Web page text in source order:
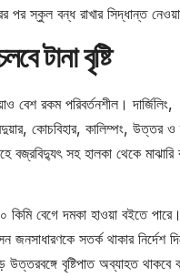
পর স্কুল বন্ধ রাখার সিদ্ধান্ত
টানা বৃষ্টি
বেশ রকম পরিবর্তনশীল। দার্জিলিং,
কোচবিহার, কালিম্পং, উত্তর ও
বজ্রবিদ্যুৎ সহ হালকা থেকে মাঝারি
কিমি বেগে দমকা হাওয়া বইতে
জনসাধারণকে সতর্ক থাকার নির্দেশ
বৃষ্টিপাত অব্যাহত থাকবে